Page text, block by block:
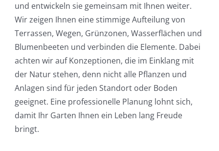
und entwickeln sie gemeinsam mit Ihnen weiter.
Wir zeigen Ihnen eine stimmige Aufteilung von
Terrassen, Wegen, Grünzonen, Wasserflächen und
Blumenbeeten und verbinden die Elemente. Dabei
achten wir auf Konzeptionen, die im Einklang mit
der Natur stehen, denn nicht alle Pflanzen und
Anlagen sind für jeden Standort oder Boden
geeignet. Eine professionelle Planung lohnt sich,
damit Ihr Garten Ihnen ein Leben lang Freude
bringt.